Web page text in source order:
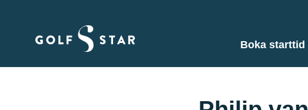
Boka starttid